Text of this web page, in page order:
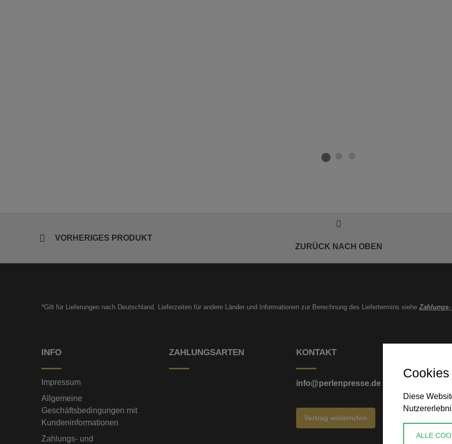
VORHERIGES PRODUKT
ZURÜCK NACH OBEN
*Gilt für Lieferungen nach Deutschland. Lieferzeiten für andere Länder und Informationen zur Berechnung des Liefertermins siehe
INFO
Impressum
Allgemeine
Geschäftsbedingungen mit
Kundeninformationen
Zahlungs- und
ZAHLUNGSARTEN KONTAKT
info@perlenpresse.de
Vertrag widerrufen
Diese
ALLE